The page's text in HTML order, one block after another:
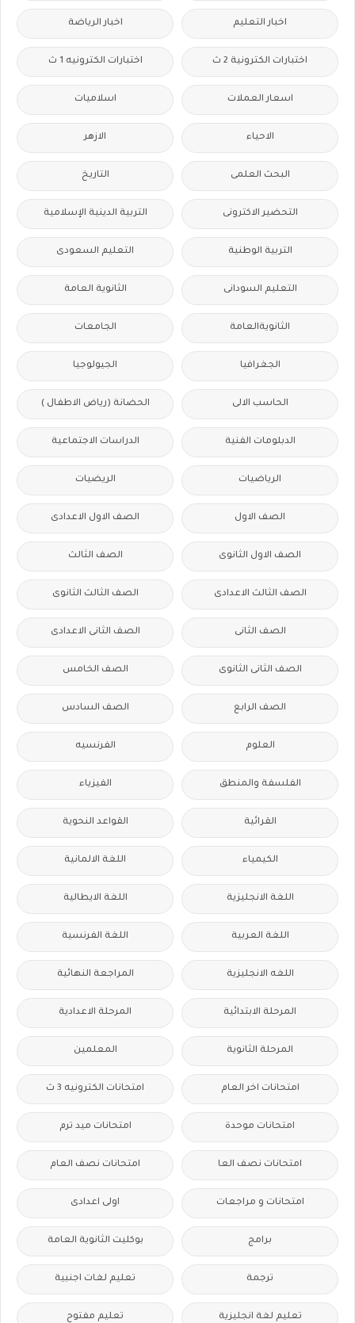
اخبار التعليم اخبار الرياضة
اختبارات الكترونية 2 ث اختبارات الكترونيه 1 ث
اسعار العملات اسلاميات
الاحياء الازهر
البحث العلمى التاريخ
التحضير الاكترونى التربية الدينية الإسلامية
التربية الوطنية التعليم السعودى
التعليم السودانى الثانوية العامة
الثانويةالعامة الجامعات
الجغرافيا الجيولوجيا
الحاسب الالى الحضانة (رياض الاطفال )
الدبلومات الفنية الدراسات الاجتماعية
الرياضيات الريضيات
الصف الاول الصف الاول الاعدادى
الصف الاول الثانوى الصف الثالث
الصف الثالث الاعدادى الصف الثالث الثانوى
الصف الثانى الصف الثانى الاعدادى
الصف الثانى الثانوى الصف الخامس
الصف الرابع الصف السادس
العلوم الفرنسيه
الفلسفة والمنطق الفيزياء
القرائية القواعد النحوية
الكيمياء اللغة الالمانية
اللغة الانجليزية اللغة الايطالية
اللغة العربية اللغة الفرنسية
اللغه الانجليزية المراجعة النهائية
المرحلة الابتدائية المرحلة الاعدادية
المرحلة الثانوية المعلمين
امتحانات اخر العام امتحانات الكترونيه 3 ث
امتحانات موحدة امتحانات ميد ترم
امتحانات نصف العا امتحانات نصف العام
امتحانات و مراجعات اولى اعدادى
برامج بوكليت الثانوية العامة
ترجمة تعليم لغات اجنبية
تعليم لغة انجليزية تعليم مفتوح